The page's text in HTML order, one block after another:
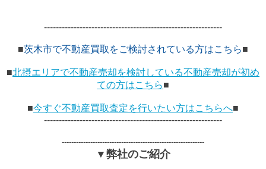
------------------------------------------------------------
■茨木市で不動産買取をご検討されている方はこちら■
■北摂エリアで不動産売却を検討している不動産売却が初め
ての方はこちら■
■今すぐ不動産買取査定を行いたい方はこちらへ■
------------------------------------------------------------
------------------------------------------------------------
▼弊社のご紹介